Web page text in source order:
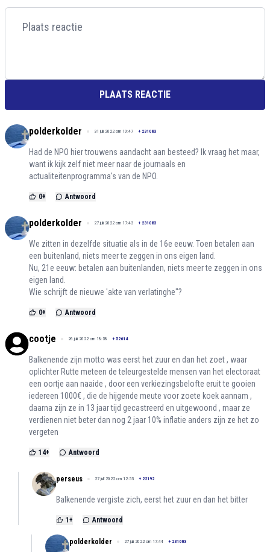
PLAATS REACTIE
polderkolder 31 juli 2022 om 10:47 + 231083
Had de NPO hier trouwens aandacht aan besteed? Ik vraag het maar,
want ik kijk zelf niet meer naar de journaals en
actualiteitenprogramma's van de NPO.
0+ Antwoord
polderkolder 27 juli 2022 om 17:43 + 231083
We zitten in dezelfde situatie als in de 16e eeuw. Toen betalen aan
een buitenland, niets meer te zeggen in ons eigen land.
Nu, 21e eeuw: betalen aan buitenlanden, niets meer te zeggen in ons
eigen land.
Wie schrijft de nieuwe 'akte van verlatinghe"?
0+ Antwoord
cootje 26 juli 2022 om 18:58 + 52614
Balkenende zijn motto was eerst het zuur en dan het zoet , waar
oplichter Rutte meteen de teleurgestelde mensen van het electoraat
een oortje aan naaide , door een verkiezingsbelofte eruit te gooien
iedereen 1000€ , die de hijgende meute voor zoete koek aannam ,
daarna zijn ze in 13 jaar tijd gecastreerd en uitgewoond , maar ze
verdienen niet beter dan nog 2 jaar 10% inflatie anders zijn ze het zo
vergeten
14+ Antwoord
perseus 27 juli 2022 om 12:53 + 22192
Balkenende vergiste zich, eerst het zuur en dan het bitter
1 + Antwoord
polderkolder 27 juli 2022 om 17:44 + 231083